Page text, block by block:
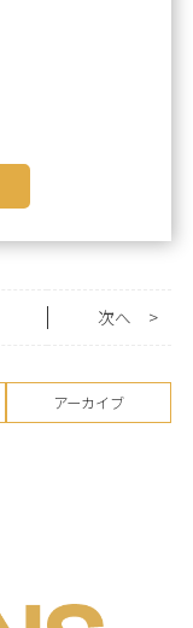
>
次へ
アーカイブ